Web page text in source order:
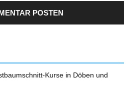
Kurse in Döben und